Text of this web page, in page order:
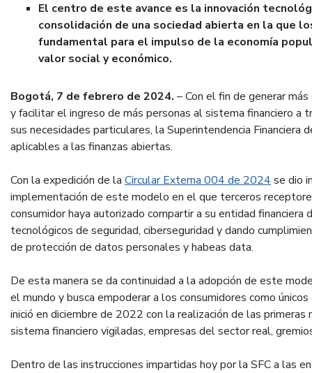
El centro de este avance es la innovación
consolidación de una sociedad abierta en la que
fundamental para el impulso de la economía
valor social y económico.
Bogotá, 7 de febrero de 2024. – Con el fin de generar
y facilitar el ingreso de más personas al sistema financiero a
sus necesidades particulares, la Superintendencia Financiera
aplicables a las finanzas abiertas.
Con la expedición de la Circular Externa 004 de 2024 se dio
implementación de este modelo en el que terceros
consumidor haya autorizado compartir a su entidad
tecnológicos de seguridad, ciberseguridad y dando
de protección de datos personales y habeas data.
De esta manera se da continuidad a la adopción de este
el mundo y busca empoderar a los consumidores como
inició en diciembre de 2022 con la realización de las
sistema financiero vigiladas, empresas del sector real,
Dentro de las instrucciones impartidas hoy por la SFC a las